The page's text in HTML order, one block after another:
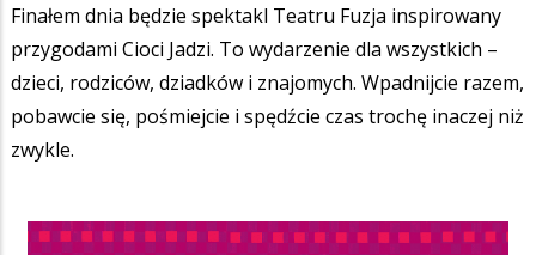
Finałem dnia będzie spektakl Teatru Fuzja inspirowany
przygodami Cioci Jadzi. To wydarzenie dla wszystkich –
dzieci, rodziców, dziadków i znajomych. Wpadnijcie razem,
pobawcie się, pośmiejcie i spędźcie czas trochę inaczej niż
zwykle.